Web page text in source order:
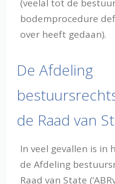
(veelal tot de
bodemprocedure
over heeft gedaan).
De Afdeling
de Raad van
In veel gevallen is in
de Afdeling
Raad van State